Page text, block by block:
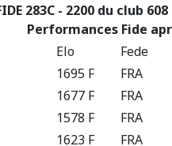
283C - 2200 du club
Performances Fide
Elo
Fede
1695 F
FRA
1677 F
FRA
1578 F
FRA
1623 F
FRA